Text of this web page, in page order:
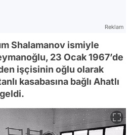
Reklam
Shalamanov ismiyle
23 Ocak 1967’de
işçisinin oğlu olarak
kasabasına bağlı Ahatlı